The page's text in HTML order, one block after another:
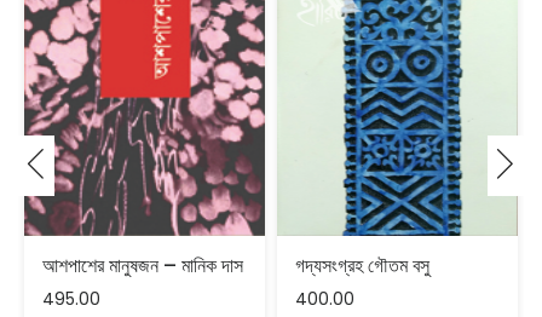
আশপাশের মানুষজন – মানিক দাস
495.00
গদ্যসংগ্রহ গৌতম বসু
400.00